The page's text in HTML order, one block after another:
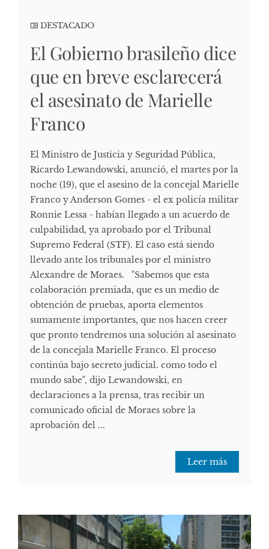
DESTACADO
El Gobierno brasileño dice
que en breve esclarecerá
el asesinato de Marielle
Franco
El Ministro de Justicia y Seguridad Pública,
Ricardo Lewandowski, anunció, el martes por la
noche (19), que el asesino de la concejal Marielle
Franco y Anderson Gomes - el ex policía militar
Ronnie Lessa - habían llegado a un acuerdo de
culpabilidad, ya aprobado por el Tribunal
Supremo Federal (STF). El caso está siendo
llevado ante los tribunales por el ministro
Alexandre de Moraes. "Sabemos que esta
colaboración premiada, que es un medio de
obtención de pruebas, aporta elementos
sumamente importantes, que nos hacen creer
que pronto tendremos una solución al asesinato
de la concejala Marielle Franco. El proceso
continúa bajo secreto judicial. como todo el
mundo sabe", dijo Lewandowski, en
declaraciones a la prensa, tras recibir un
comunicado oficial de Moraes sobre la
aprobación del ...
Leer más